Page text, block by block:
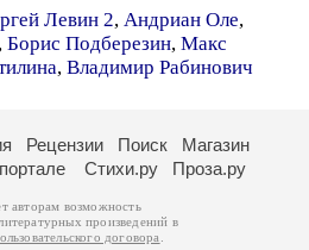
Левин 2, Андриан Оле,
, Борис Подберезин, Макс
, Владимир Рабинович
Рецензии Поиск
Магазин
Стихи.ру Проза.ру
авторам возможность
произведений в
договора